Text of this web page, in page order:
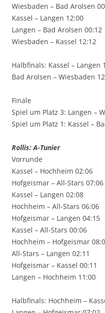
Wiesbaden – Bad Arolsen
Kassel – Langen 12:00
Langen – Bad Arolsen 00:12
Wiesbaden – Kassel 12:12
Halbfinals: Kassel – Langen
Bad Arolsen – Wiesbaden
Finale
Spiel um Platz 3: Langen –
Spiel um Platz 1: Kassel –
Rollis: A-Tunier
Vorrunde
Kassel – Hochheim 02:06
Hofgeismar – All-Stars 07:06
Kassel – Langen 02:08
Hochheim – All-Stars 06:06
Hofgeismar – Langen 04:15
Kassel – All-Stars 00:06
Hochheim – Hofgeismar
All-Stars – Langen 02:11
Hofgeismar – Kassel 00:11
Langen – Hochheim 11:00
Halbfinals: Hochheim –